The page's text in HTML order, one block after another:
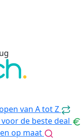
van A tot Z
de beste deal
op maat